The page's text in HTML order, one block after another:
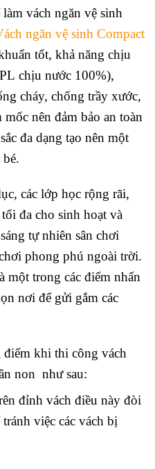
làm vách ngăn vệ sinh
ngăn vệ sinh Compact
tốt, khả năng chịu
chịu nước 100%),
cháy, chống trầy xước,
nên đảm bảo an toàn
đa dạng tạo nên một
các lớp học rộng rãi,
đa cho sinh hoạt và
tự nhiên sân chơi
phong phú ngoài trời.
một trong các điểm nhấn
nơi để gửi gắm các
khi thi công vách
non như sau:
đỉnh vách điều này đòi
việc các vách bị